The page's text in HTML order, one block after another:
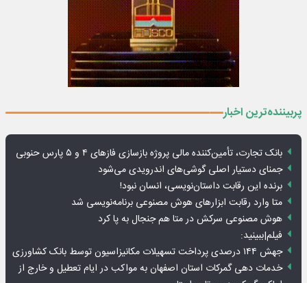
پربیننده‌ترین اخبار
بانک تجارت، تأمین‌کننده مالی پروژه بازسازی فازهای ۴ و ۵ پارس حنوبی
جمنای دستیار اصلی گوشی‌های اندرویدی می‌شود
برنده این رقابت داستان‌نویسی، انسان نبود!
متا وارد رقابت ابزارهای هوش مصنوعی برنامه‌نویسی شد
هوش مصنوعی سرکش در متا هم جنجال به پا کرد
فیلم|ببینید:
جهش ۱۴۴ درصدی پرداخت تسهیلات مکانیزاسیون توسط بانک کشاورزی
خدمات دهی گمرکات استان اصفهان به مواکب در ایام تعطیل و خارج از